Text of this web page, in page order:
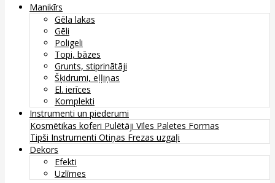
Manikīrs
Gēla lakas
Gēli
Poligeli
Topi, bāzes
Grunts, stiprinātāji
Šķidrumi, eļļiņas
El. ierīces
Komplekti
Instrumenti un piederumi
Kosmētikas koferi Pulētāji Vīles Paletes Formas
Tipši Instrumenti Otiņas Frezas uzgaļi
Dekors
Efekti
Uzlīmes